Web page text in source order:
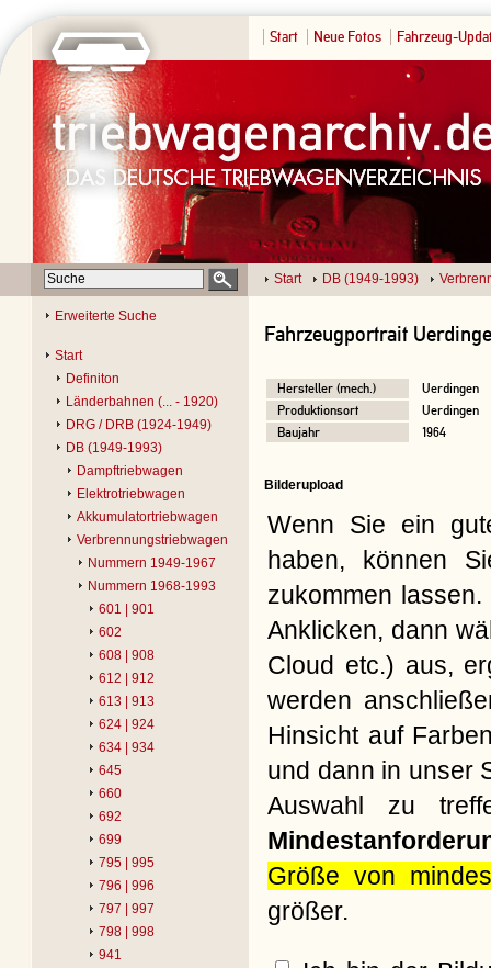
Start Neue Fotos Fahrzeug-
Start DB (1949-1993)
Erweiterte Suche
Start
Definiton
Länderbahnen (... - 1920)
DRG / DRB (1924-1949)
DB (1949-1993)
Dampftriebwagen
Elektrotriebwagen
Akkumulatortriebwagen
Verbrennungstriebwagen
Nummern 1949-1967
Nummern 1968-1993
601 | 901
602
608 | 908
612 | 912
613 | 913
624 | 924
634 | 934
645
660
692
699
795 | 995
796 | 996
797 | 997
798 | 998
941
Fahrzeugportrait
Hersteller (mech.)
Uerdingen
Produktionsort
Uerdingen
Baujahr
1964
Bilderupload
Wenn Sie ein
haben, können
zukommen
Anklicken, dann
Cloud etc.) aus,
werden
Hinsicht auf
und dann in unser
Auswahl zu
Größe von
größer.